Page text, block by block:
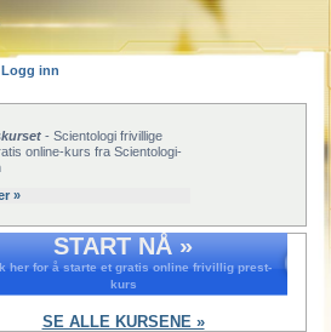
Logg inn
- Scientologi frivillige
online-kurs fra Scientologi-
»
START NÅ »
her for å starte et gratis online frivillig prest-
kurs
SE ALLE KURSENE »